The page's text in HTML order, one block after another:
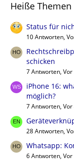
Heiße Themen
Status für
10 Antworten,
schicken
7 Antworten,
iPhone 16:
möglich?
7 Antworten,
28 Antworten,
Whatsapp:
6 Antworten,